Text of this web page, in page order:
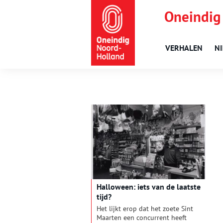
VERHALEN
Halloween: iets van de laatste
tijd?
Het lijkt erop dat het zoete Sint
Maarten een concurrent heeft